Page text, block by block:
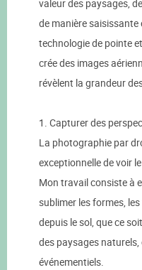
valeur des paysages,
de manière
technologie de pointe
crée des images
révèlent la grandeur
1. Capturer des
La photographie par
exceptionnelle de voir
Mon travail consiste à
sublimer les formes,
depuis le sol, que ce
des paysages
événementiels.